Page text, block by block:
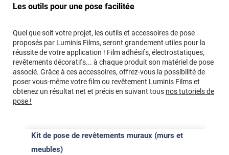
Les outils pour une pose facilitée
Quel que soit votre projet, les outils et accessoires de pose
proposés par Luminis Films, seront grandement utiles pour la
réussite de votre application ! Film adhésifs, électrostatiques,
revêtements décoratifs... à chaque produit son matériel de pose
associé. Grâce à ces accessoires, offrez-vous la possibilité de
poser vous-même votre film ou revêtement Luminis Films et
obtenez un résultat net et précis en suivant tous nos tutoriels de
pose !
Kit de pose de revêtements muraux (murs et
meubles)